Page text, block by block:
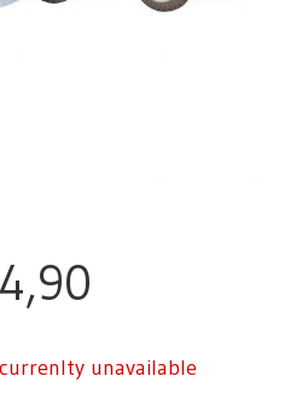
unavailable